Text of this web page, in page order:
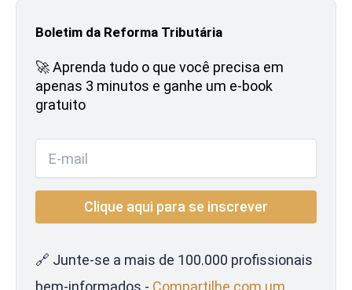
Boletim da Reforma Tributária
🚀 Aprenda tudo o que você precisa em
apenas 3 minutos e ganhe um e-book
gratuito
🔗 Junte-se a mais de 100.000 profissionais
bem-informados - Compartilhe com um